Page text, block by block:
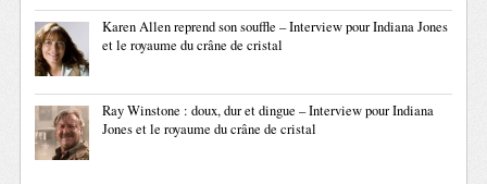
Karen Allen reprend son souffle – Interview pour Indiana Jones
et le royaume du crâne de cristal
Ray Winstone : doux, dur et dingue – Interview pour Indiana
Jones et le royaume du crâne de cristal